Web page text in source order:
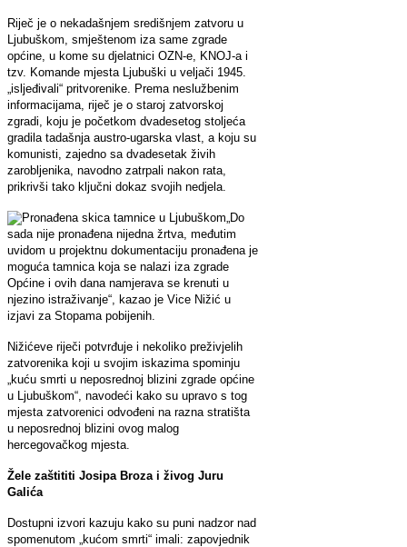
Riječ je o nekadašnjem središnjem zatvoru u
Ljubuškom, smještenom iza same zgrade
općine, u kome su djelatnici OZN-e, KNOJ-a i
tzv. Komande mjesta Ljubuški u veljači 1945.
„isljeđivali“ pritvorenike. Prema neslužbenim
informacijama, riječ je o staroj zatvorskoj
zgradi, koju je početkom dvadesetog stoljeća
gradila tadašnja austro-ugarska vlast, a koju su
komunisti, zajedno sa dvadesetak živih
zarobljenika, navodno zatrpali nakon rata,
prikrivši tako ključni dokaz svojih nedjela.
„Do
sada nije pronađena nijedna žrtva, međutim
uvidom u projektnu dokumentaciju pronađena je
moguća tamnica koja se nalazi iza zgrade
Općine i ovih dana namjerava se krenuti u
njezino istraživanje“, kazao je Vice Nižić u
izjavi za Stopama pobijenih.
Nižićeve riječi potvrđuje i nekoliko preživjelih
zatvorenika koji u svojim iskazima spominju
„kuću smrti u neposrednoj blizini zgrade općine
u Ljubuškom“, navodeći kako su upravo s tog
mjesta zatvorenici odvođeni na razna stratišta
u neposrednoj blizini ovog malog
hercegovačkog mjesta.
Žele zaštititi Josipa Broza i živog Juru
Galića
Dostupni izvori kazuju kako su puni nadzor nad
spomenutom „kućom smrti“ imali: zapovjednik